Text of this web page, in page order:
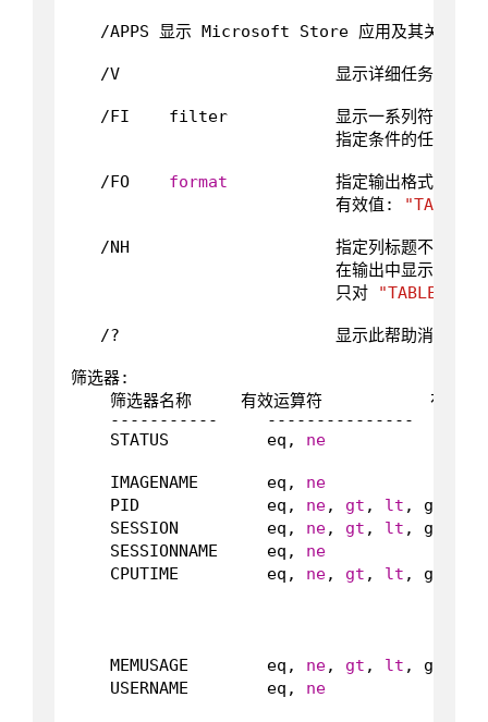
/APPS 显示 Microsoft Store 应用及其关联的
   /V                      显示详细任务信息。
/FI    filter           显示一系列符合筛选
                           指定条件的任务。
   /FO
format
           指定输出格式。
                           有效值:
"TABLE"
   /NH                     指定列标题不应该
                           在输出中显示。
                           只对
"TABLE"
   /?                      显示此帮助消息。
筛选器:
    筛选器名称     有效运算符           有效值
-----------     ---------------
    STATUS          eq,
ne
    IMAGENAME       eq,
ne
    PID             eq,
ne, gt , lt , ge, le
    SESSION         eq,
ne, gt , lt , ge, le
    SESSIONNAME     eq,
ne
    CPUTIME         eq,
ne, gt , lt , ge, le
    MEMUSAGE        eq,
ne, gt , lt , ge, le
    USERNAME        eq,
ne